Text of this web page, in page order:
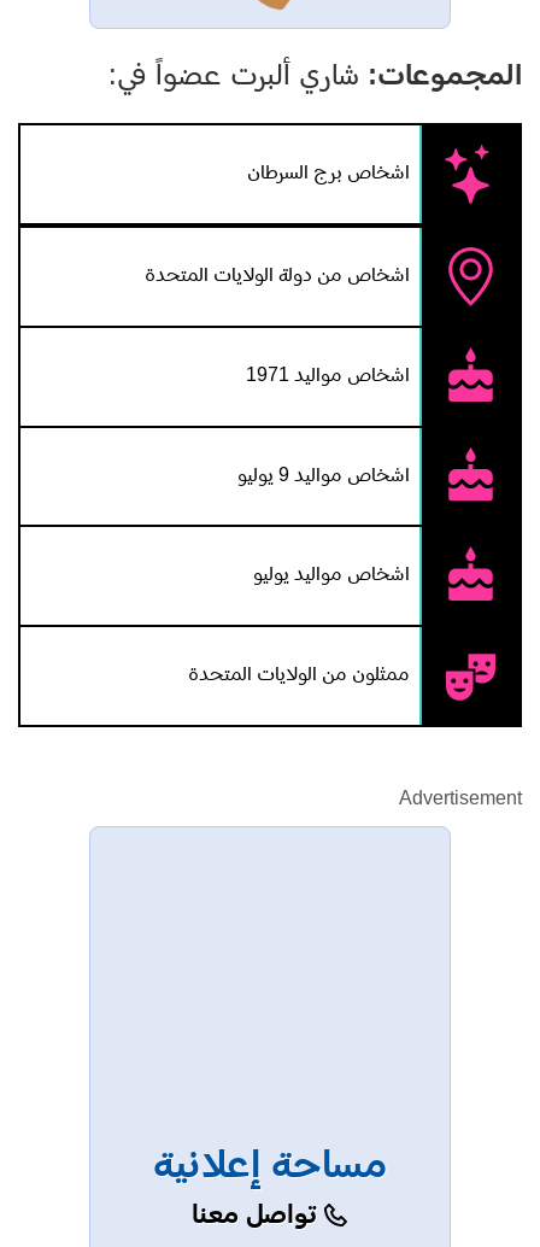
المجموعات: شاري ألبرت عضواً في:
اشخاص برج السرطان
اشخاص من دولة الولايات المتحدة
اشخاص مواليد 1971
اشخاص مواليد 9 يوليو
اشخاص مواليد يوليو
ممثلون من الولايات المتحدة
Advertisement
مساحة إعلانية
تواصل معنا